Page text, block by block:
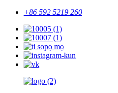
+86 592 5219 260